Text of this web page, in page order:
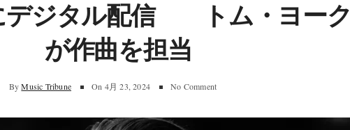
デジタル配信 トム・ヨーク
が作曲を担当
By Music Tribune On 4月 23, 2024 No Comment